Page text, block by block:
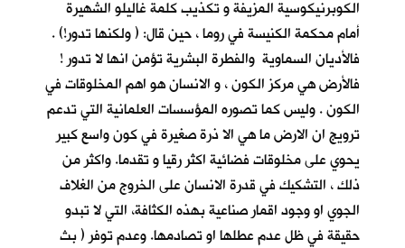
الكوبرنيكوسية المزيفة و تكذيب كلمة غاليلو الشهيرة
أمام محكمة الكنيسة في روما ، حين قال: ( ولكنها تدور!) .
فالأديان السماوية والفطرة البشرية تؤمن انها لا تدور !
فالأرض هي مركز الكون ، و الانسان هو اهم المخلوقات في
الكون . وليس كما تصوره المؤسسات العلمانية التي تدعم
ترويج ان الارض ما هي الا ذرة صغيرة في كون واسع كبير
يحوي على مخلوقات فضائية اكثر رقيا و تقدما. واكثر من
ذلك ، التشكيك في قدرة الانسان على الخروج من الغلاف
الجوي او وجود اقمار صناعية بهذه الكثافة، التي لا تبدو
حقيقة في ظل عدم عطلها او تصادمها. وعدم توفر ( بث